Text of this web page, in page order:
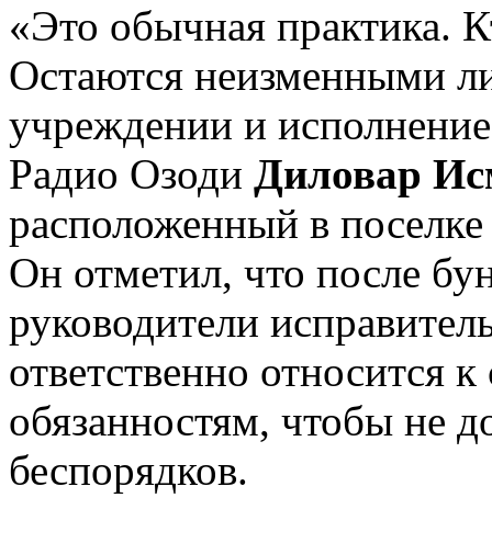
«Это обычная практика.
Остаются неизменными
учреждении и исполнение
Радио Озоди Диловар
расположенный в
Он отметил, что после
руководители
ответственно относится
обязанностям, чтобы не
беспорядков.